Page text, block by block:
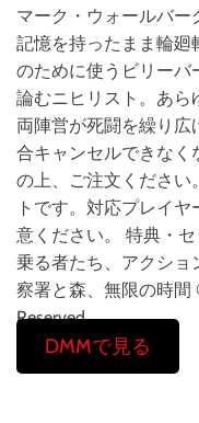
マーク・ウォールバー
記憶を持ったまま輪廻
のために使うビリーバ
論むニヒリスト。あら
両陣営が死闘を繰り
合キャンセルできなく
の上、ご注文くださ
トです。対応プレイ
意ください。 特典・
乗る者たち、アクショ
察署と森、無限の時間
Reserved.
DMMで見る